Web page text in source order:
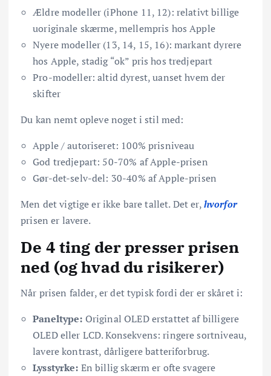
Ældre modeller (iPhone 11, 12): relativt billige
uoriginale skærme, mellempris hos Apple
Nyere modeller (13, 14, 15, 16): markant dyrere
hos Apple, stadig “ok” pris hos tredjepart
Pro-modeller: altid dyrest, uanset hvem der
skifter
Du kan nemt opleve noget i stil med:
Apple / autoriseret: 100% prisniveau
God tredjepart: 50-70% af Apple-prisen
Gør-det-selv-del: 30-40% af Apple-prisen
Men det vigtige er ikke bare tallet. Det er,hvorfor
prisen er lavere.
De 4 ting der presser prisen
ned (og hvad du risikerer)
Når prisen falder, er det typisk fordi der er skåret i:
Paneltype: Original OLED erstattet af billigere
OLED eller LCD. Konsekvens: ringere sortniveau,
lavere kontrast, dårligere batteriforbrug.
Lysstyrke: En billig skærm er ofte svagere